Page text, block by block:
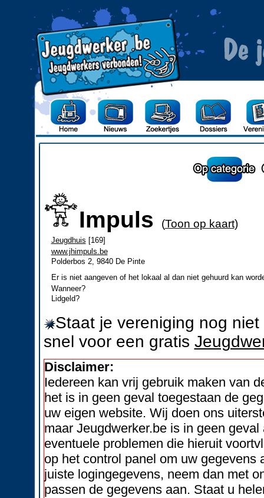
Impuls (Toon op kaart)
Jeugdhuis [169]
www.jhimpuls.be
Polderbos 2, 9840 De Pinte
Er is niet aangeven of het lokaal al dan niet gehuurd kan
Wanneer?
Lidgeld?
Staat je vereniging nog
snel voor een gratis
Disclaimer:
Iedereen kan vrij gebruik maken van
het is in geen geval toegestaan de
uw eigen website. Wij doen ons
maar Jeugdwerker.be is in geen
eventuele problemen die hieruit
op het control panel om uw
juiste logingegevens, neem dan met
passen de gegevens aan. Staat u